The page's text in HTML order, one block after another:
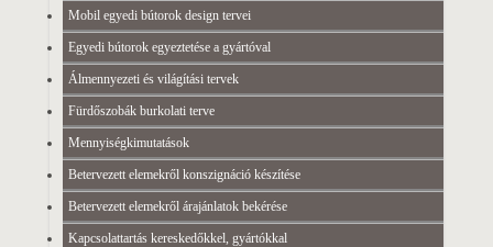
Mobil egyedi bútorok design tervei
Egyedi bútorok egyeztetése a gyártóval
Álmennyezeti és világítási tervek
Fürdőszobák burkolati terve
Mennyiségkimutatások
Betervezett elemekről konszignáció készítése
Betervezett elemekről árajánlatok bekérése
Kapcsolattartás kereskedőkkel, gyártókkal